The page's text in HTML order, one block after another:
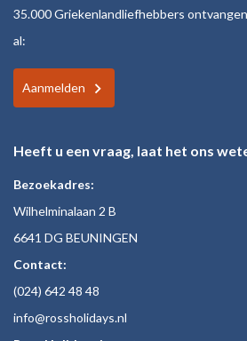
35.000 Griekenlandliefhebbers
al:
Aanmelden
Heeft u een vraag, laat het ons
Bezoekadres:
Wilhelminalaan 2 B
6641 DG BEUNINGEN
Contact:
(024) 642 48 48
info@rossholidays.nl